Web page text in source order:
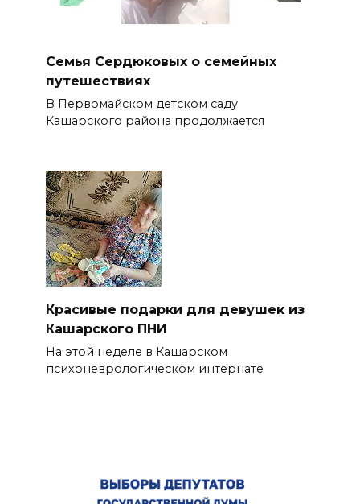
Семья Сердюковых о семейных
путешествиях
В Первомайском детском саду
Кашарского района продолжается
Красивые подарки для девушек из
Кашарского ПНИ
На этой неделе в Кашарском
психоневрологическом интернате